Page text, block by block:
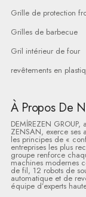
Grille de protection
Grilles de barbecue
Gril intérieur de four
revêtements en
À Propos De
DEMİREZEN
ZENSAN, exerce ses
les principes de «
entreprises les plus
groupe renforce
machines modernes
de fil, 12 robots de
automatique et de
équipe d’experts